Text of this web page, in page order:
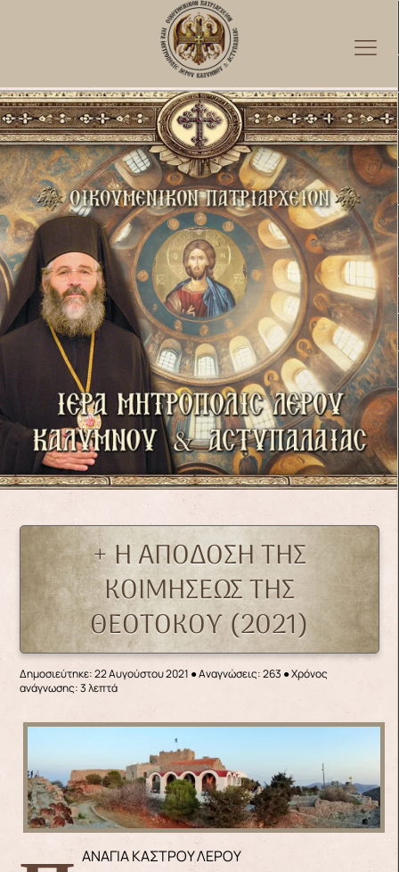
+ Η ΑΠΟΔΟΣΗ ΤΗΣ
ΚΟΙΜΗΣΕΩΣ ΤΗΣ
ΘΕΟΤΟΚΟΥ (2021)
Δημοσιεύτηκε: 22 Αυγούστου 2021 ●Αναγνώσεις: 263 ● Χρόνος
ανάγνωσης: 3 λεπτά
ΠΑΝΑΓΙΑ ΚΑΣΤΡΟΥ ΛΕΡΟΥ